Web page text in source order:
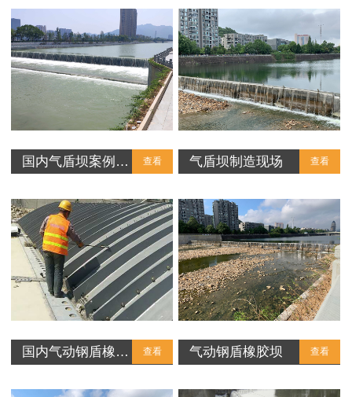
国内气盾坝案例… 查看 气盾坝制造现场 查看
国内气动钢盾橡… 查看 气动钢盾橡胶坝 查看